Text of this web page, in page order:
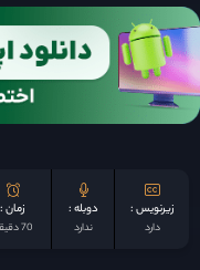
زیرنویس :
دارد
دوبله :
ندارد
زمان :
70 دقیقه